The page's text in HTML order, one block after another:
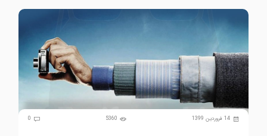
14 فروردین 1399 5360
0